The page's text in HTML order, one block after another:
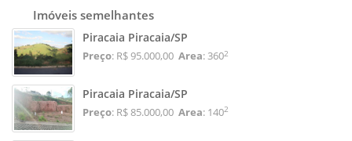
Imóveis semelhantes
Piracaia Piracaia/SP
Preço: R$ 95.000,00 Area: 3602
Piracaia Piracaia/SP
Preço: R$ 85.000,00 Area: 1402